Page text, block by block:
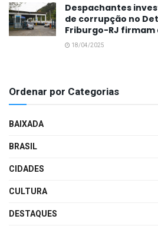
Despachantes
de corrupção no
Friburgo-RJ firmam
18/04/2025
Ordenar por Categorias
BAIXADA
BRASIL
CIDADES
CULTURA
DESTAQUES